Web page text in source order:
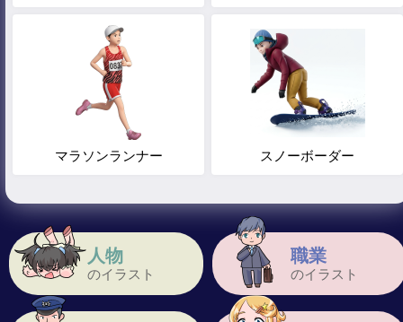
人物
のイラスト
職業
のイラスト
マラソンランナー スノーボーダー